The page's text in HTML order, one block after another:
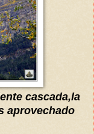
cascada,la
aprovechado